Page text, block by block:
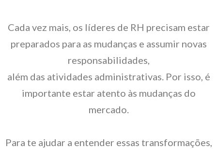
Cada vez mais, os líderes de RH precisam estar
preparados para as mudanças e assumir novas
responsabilidades,
além das atividades administrativas. Por isso, é
importante estar atento às mudanças do
mercado.
Para te ajudar a entender essas transformações,